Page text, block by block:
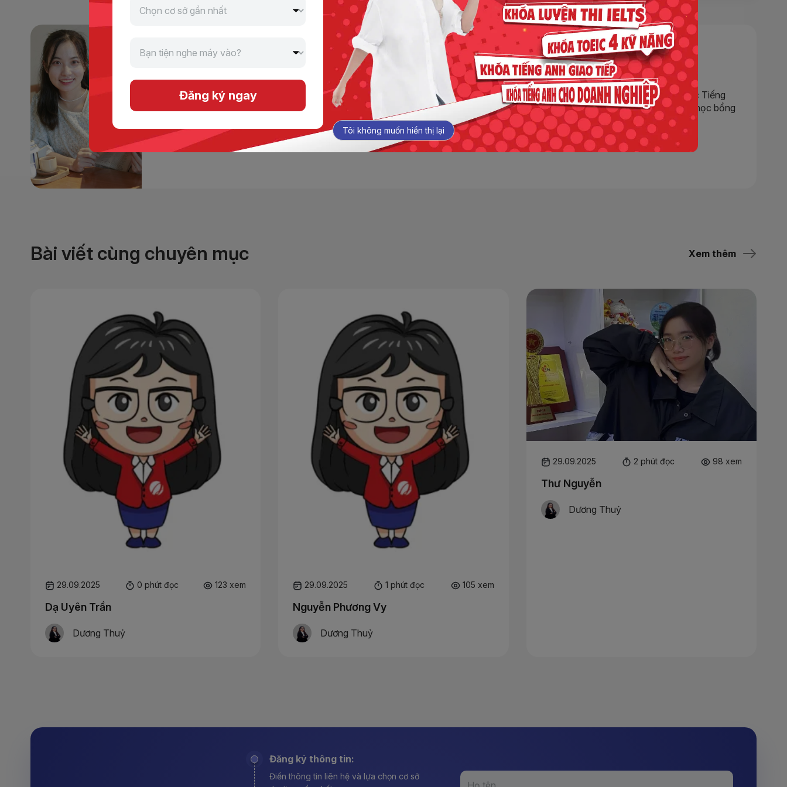
Là người cập nhật những tin tức mới nhất về Jaxtina, không chỉ mang đến những câu chuyện chân thực về hành trình chinh phục Tiếng
Anh của học viên mà còn chia sẻ những bí quyết học tập hiệu quả, cập nhật thông tin về các khóa học, sự kiện hấp dẫn, cơ hội học bổng
giá trị và các chương trình ưu đãi đặc biệt từ Jaxtina.
Xem tác giả
Bài viết cùng chuyên mục Xem thêm
29.09.2025 0 phút đọc 123 xem
Dạ Uyên Trần
Dương Thuỷ
29.09.2025 1 phút đọc 105 xem
Nguyễn Phương Vy
Dương Thuỷ
29.09.2025 2 phút đọc 98 xem
Thư Nguyễn
Dương Thuỷ
Đăng ký thông tin:
Điền thông tin liên hệ và lựa chọn cơ sở
Đăng ký ngay
Tôi không muốn hiển thị lại